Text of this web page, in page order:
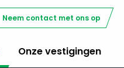
Neem contact met ons op
Onze vestigingen